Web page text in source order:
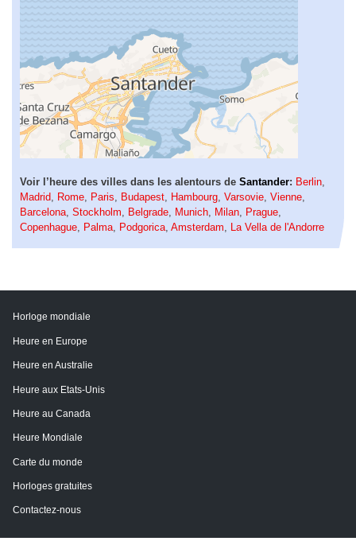
Voir l’heure des villes dans les alentours de Santander: Berlin
Madrid
Rome Paris Budapest Hambourg Varsovie Vienne
Barcelona Stockholm Belgrade Munich Milan Prague
Copenhague
Palma Podgorica Amsterdam La Vella de l'Andorre
Horloge mondiale
Heure en Europe
Heure en Australie
Heure aux Etats-Unis
Heure au Canada
Heure Mondiale
Carte du monde
Horloges gratuites
Contactez-nous